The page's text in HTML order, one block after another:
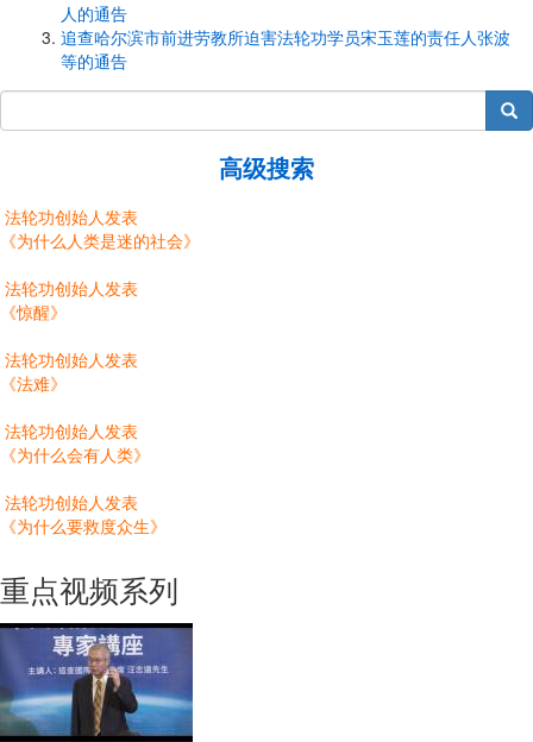
人的通告
追查哈尔滨市前进劳教所迫害法轮功学员宋玉莲的责任人张波
等的通告
搜索
高级搜索
法轮功创始人发表
《为什么人类是迷的社会》
法轮功创始人发表
《惊醒》
法轮功创始人发表
《法难》
法轮功创始人发表
《为什么会有人类》
法轮功创始人发表
《为什么要救度众生》
重点视频系列